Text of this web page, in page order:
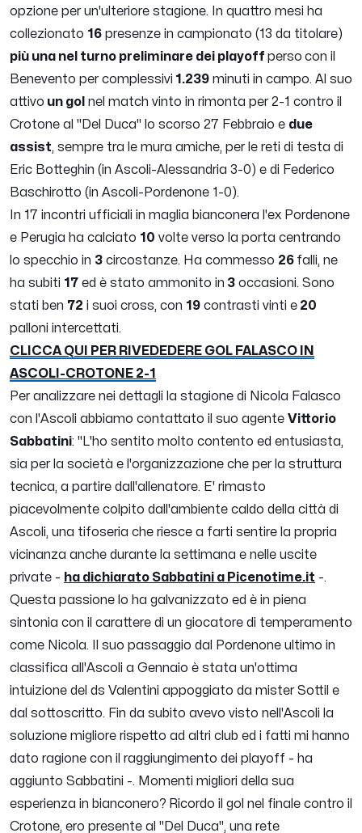
opzione per un'ulteriore stagione. In quattro mesi ha
collezionato 16 presenze in campionato (13 da titolare)
più una nel turno preliminare dei playoff perso con il
Benevento per complessivi 1.239 minuti in campo. Al suo
attivo un gol nel match vinto in rimonta per 2-1 contro il
Crotone al "Del Duca" lo scorso 27 Febbraio e due
assist, sempre tra le mura amiche, per le reti di testa di
Eric Botteghin (in Ascoli-Alessandria 3-0) e di Federico
Baschirotto (in Ascoli-Pordenone 1-0).
In 17 incontri ufficiali in maglia bianconera l'ex Pordenone
e Perugia ha calciato 10 volte verso la porta centrando
lo specchio in 3 circostanze. Ha commesso 26 falli, ne
ha subiti 17 ed è stato ammonito in 3 occasioni. Sono
stati ben 72 i suoi cross, con 19 contrasti vinti e 20
palloni intercettati.
CLICCA QUI PER RIVEDEDERE GOL FALASCO IN
ASCOLI-CROTONE 2-1
Per analizzare nei dettagli la stagione di Nicola Falasco
con l'Ascoli abbiamo contattato il suo agente Vittorio
Sabbatini: " L'ho sentito molto contento ed entusiasta,
sia per la società e l'organizzazione che per la struttura
tecnica, a partire dall'allenatore. E' rimasto
piacevolmente colpito dall'ambiente caldo della città di
Ascoli, una tifoseria che riesce a farti sentire la propria
vicinanza anche durante la settimana e nelle uscite
private - ha dichiarato Sabbatini a Picenotime.it -.
Questa passione lo ha galvanizzato ed è in piena
sintonia con il carattere di un giocatore di temperamento
come Nicola. Il suo passaggio dal Pordenone ultimo in
classifica all'Ascoli a Gennaio è stata un'ottima
intuizione del ds Valentini appoggiato da mister Sottil e
dal sottoscritto. Fin da subito avevo visto nell'Ascoli la
soluzione migliore rispetto ad altri club ed i fatti mi hanno
dato ragione con il raggiungimento dei playoff - ha
aggiunto Sabbatini -. Momenti migliori della sua
esperienza in bianconero? Ricordo il gol nel finale contro il
Crotone, ero presente al "Del Duca", una rete